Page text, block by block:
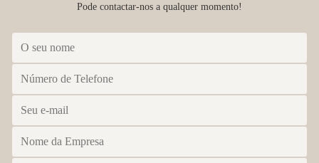
Pode contactar-nos a qualquer momento!